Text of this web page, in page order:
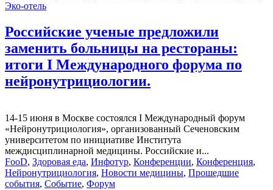
Эко-отель
Российские ученые предложили
заменить больницы на рестораны:
итоги I Международного форума по
нейронутрициологии.
14-15 июня в Москве состоялся I Международный форум
«Нейронутрициология», организованный Сеченовским
университетом по инициативе Института
междисциплинарной медицины. Российские и...
FooD, Здоровая еда, Инфотур, Конференции, Конференция,
Нейронутрициология, Новости медицины, Прошедшие
события, Событие, Форум